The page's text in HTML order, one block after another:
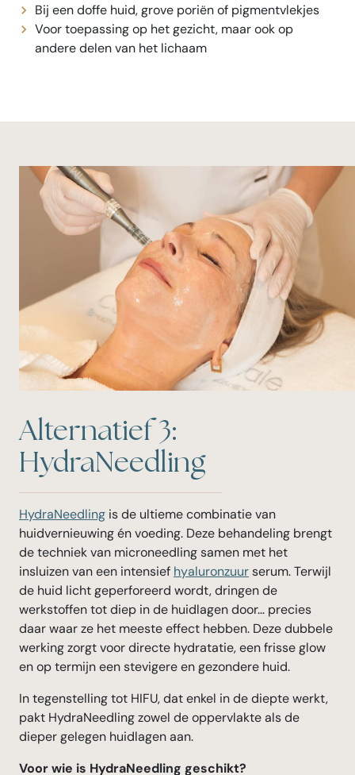
Bij een doffe huid, grove poriën of pigmentvlekjes
Voor toepassing op het gezicht, maar ook op
andere delen van het lichaam
Alternatief 3:
HydraNeedling
HydraNeedling is de ultieme combinatie van
huidvernieuwing én voeding. Deze behandeling brengt
de techniek van microneedling samen met het
insluizen van een intensief hyaluronzuurserum. Terwijl
de huid licht geperforeerd wordt, dringen de
werkstoffen tot diep in de huidlagen door… precies
daar waar ze het meeste effect hebben. Deze dubbele
werking zorgt voor directe hydratatie, een frisse glow
en op termijn een stevigere en gezondere huid.
In tegenstelling tot HIFU, dat enkel in de diepte werkt,
pakt HydraNeedling zowel de oppervlakte als de
dieper gelegen huidlagen aan.
Voor wie is HydraNeedling geschikt?